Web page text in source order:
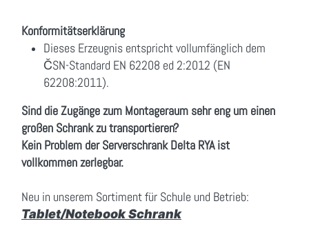
Konformitätserklärung
Dieses Erzeugnis entspricht vollumfänglich dem
ČSN-Standard EN 62208 ed 2:2012 (EN
62208:2011).
Sind die Zugänge zum Montageraum sehr eng um einen
großen Schrank zu transportieren?
Kein Problem der Serverschrank Delta RYA ist
vollkommen zerlegbar.
Neu in unserem Sortiment für Schule und Betrieb:
Tablet/Notebook Schrank